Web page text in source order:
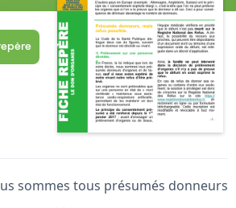
sommes tous présumés donneurs